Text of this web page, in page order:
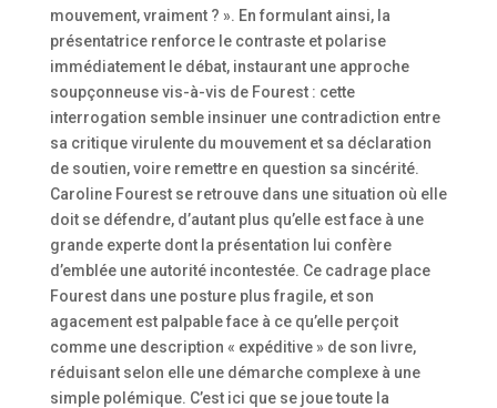
mouvement, vraiment ? ». En formulant ainsi, la
présentatrice renforce le contraste et polarise
immédiatement le débat, instaurant une approche
soupçonneuse vis-à-vis de Fourest : cette
interrogation semble insinuer une contradiction entre
sa critique virulente du mouvement et sa déclaration
de soutien, voire remettre en question sa sincérité.
Caroline Fourest se retrouve dans une situation où elle
doit se défendre, d’autant plus qu’elle est face à une
grande experte dont la présentation lui confère
d’emblée une autorité incontestée. Ce cadrage place
Fourest dans une posture plus fragile, et son
agacement est palpable face à ce qu’elle perçoit
comme une description « expéditive » de son livre,
réduisant selon elle une démarche complexe à une
simple polémique. C’est ici que se joue toute la